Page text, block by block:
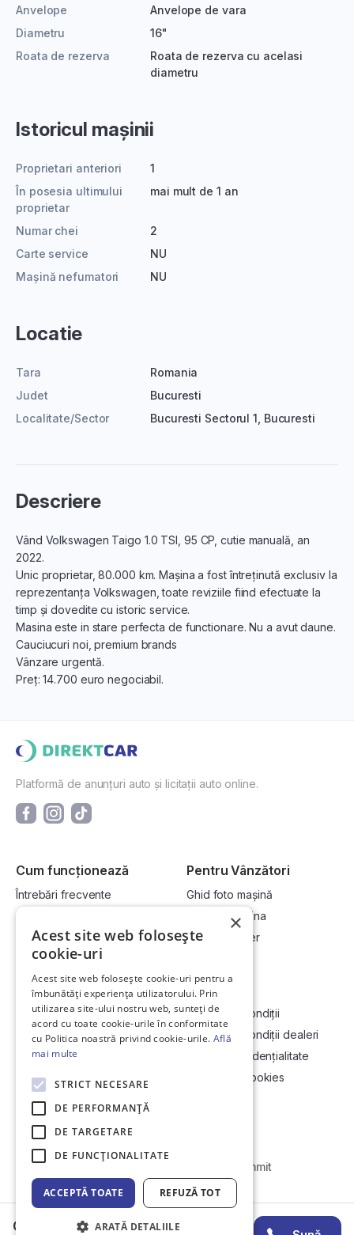
Anvelope
Anvelope de vara
Diametru
16"
Roata de rezerva
Roata de rezerva cu acelasi
diametru
Istoricul mașinii
Proprietari anteriori
1
În posesia ultimului
proprietar
mai mult de 1 an
Numar chei
2
Carte service
NU
Mașină nefumatori
NU
Locatie
Tara
Romania
Judet
Bucuresti
Localitate/Sector
Bucuresti Sectorul 1, Bucuresti
Descriere
Vând Volkswagen Taigo 1.0 TSI, 95 CP, cutie manuală, an
2022.
Unic proprietar, 80.000 km. Mașina a fost întreținută exclusiv la
reprezentanța Volkswagen, toate reviziile fiind efectuate la
timp și dovedite cu istoric service.
Masina este in stare perfecta de functionare. Nu a avut daune.
Cauciucuri noi, premium brands
Vânzare urgentă.
Preț: 14.700 euro negociabil.
Cristian G.
Platformă de anunțuri auto și licitații auto online.
Cum funcționează
Întrebări frecvente
Cum vând la licitație?
Pentru Vânzători
Ghid foto mașină
Vinde-ți mașina
Devino dealer
Link-uri utile
Informații utile vizionare
Contact
Soluționarea Online a litigiilor
ANCP
Compania
Termeni și condiții
Termeni și condiții dealeri
Politică confidențialitate
Politica de cookies
Initial Commit
© Copyright 2026 DirektCar
×
Acest site web folosește
cookie-uri
Acest site web folosește cookie-uri pentru a
îmbunătăți experiența utilizatorului. Prin
utilizarea site-ului nostru web, sunteți de
acord cu toate cookie-urile în conformitate
cu Politica noastră privind cookie-urile. Află
mai multe
STRICT NECESARE
DE PERFORMANȚĂ
DE TARGETARE
DE FUNCŢIONALITATE
ACCEPTĂ TOATE REFUZĂ TOT
ARATĂ DETALIILE